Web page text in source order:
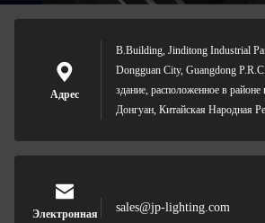
Адрес
B.Building, Jinditong Industrial
Dongguan City, Guangdong
здание, расположенное в
Донгуан, Китайская Народная
Электронная
sales@jp-lighting.com